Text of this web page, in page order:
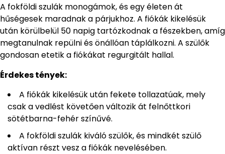
A fokföldi szulák monogámok, és egy életen át
hűségesek maradnak a párjukhoz. A fiókák kikelésük
után körülbelül 50 napig tartózkodnak a fészekben, amíg
megtanulnak repülni és önállóan táplálkozni. A szülők
gondosan etetik a fiókákat regurgitált hallal.
Érdekes tények:
A fiókák kikelésük után fekete tollazatúak, mely
csak a vedlést követően változik át felnőttkori
sötétbarna-fehér színűvé.
A fokföldi szulák kiváló szülők, és mindkét szülő
aktívan részt vesz a fiókák nevelésében.